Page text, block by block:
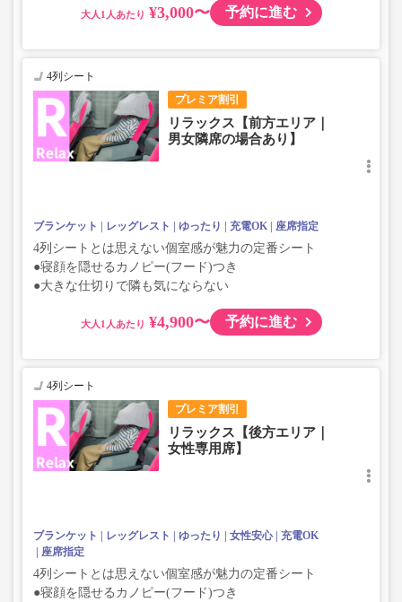
大人 ¥3,000〜 予約に進む
プレミア割引
4列シート
リラックス【前方エリア｜
男女隣席の場合あり】
ブランケット レッグレスト ゆったり 充電OK 座席指定
4列シートとは思えない個室感が魅力の定番シート
●寝顔を隠せるカノピー(フード)つき
●大きな仕切りで隣も気にならない
大人 ¥4,900〜 予約に進む
プレミア割引
4列シート
リラックス【後方エリア｜
女性専用席】
ブランケット レッグレスト ゆったり 女性安心
充電OK
座席指定
4列シートとは思えない個室感が魅力の定番シート
●寝顔を隠せるカノピー(フード)つき